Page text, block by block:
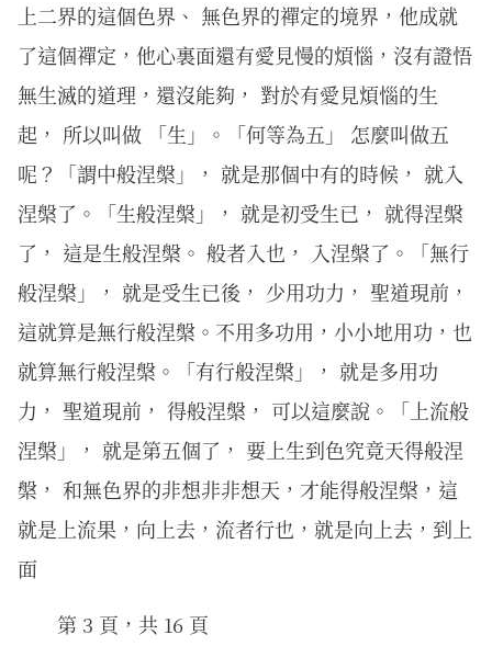
上二界的這個色界、 無色界的禪定的境界，他成就
了這個禪定，他心裏面還有愛見慢的煩惱，沒有證悟
無生滅的道理，還沒能夠， 對於有愛見煩惱的生
起， 所以叫做 「生」。「何等為五」 怎麼叫做五
呢？「謂中般涅槃」， 就是那個中有的時候， 就入
涅槃了。「生般涅槃」， 就是初受生已， 就得涅槃
了， 這是生般涅槃。 般者入也， 入涅槃了。「無行
般涅槃」， 就是受生已後， 少用功力， 聖道現前，
這就算是無行般涅槃。不用多功用，小小地用功，也
就算無行般涅槃。「有行般涅槃」， 就是多用功
力， 聖道現前， 得般涅槃， 可以這麼說。「上流般
涅槃」， 就是第五個了， 要上生到色究竟天得般涅
槃， 和無色界的非想非非想天，才能得般涅槃，這
就是上流果，向上去，流者行也，就是向上去，到上
面
第 3 頁，共 16 頁